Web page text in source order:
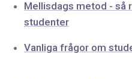
Mellisdags metod - så
studenter
Vanliga frågor om